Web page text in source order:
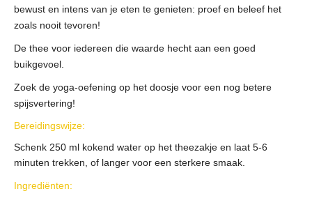
bewust en intens van je eten te genieten: proef en beleef het
zoals nooit tevoren!
De thee voor iedereen die waarde hecht aan een goed
buikgevoel.
Zoek de yoga-oefening op het doosje voor een nog betere
spijsvertering!
Bereidingswijze:
Schenk 250 ml kokend water op het theezakje en laat 5-6
minuten trekken, of langer voor een sterkere smaak.
Ingrediënten: